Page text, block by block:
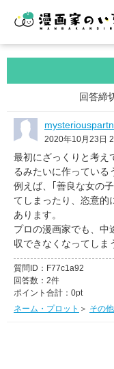
回答締
2020年10月23日
最初にざっくりと考え
るみたいに作っている
例えば、｢善良な女の
てしまったり、恣意的
あります。
プロの漫画家でも、中
収できなくなってしま
質問ID： F77c1a92
回答数： 2件
ポイント合計： 0pt
ネーム・プロット ＞ その他